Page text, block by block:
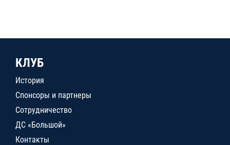
КЛУБ
История
Спонсоры и партнеры
Сотрудничество
ДС «Большой»
Контакты